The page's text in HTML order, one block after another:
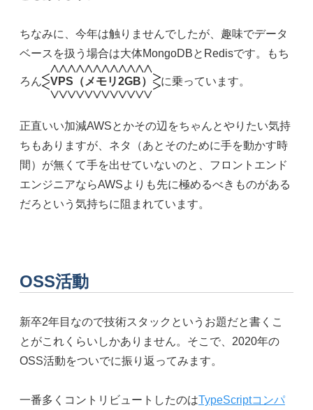
ちなみに、今年は触りませんでしたが、趣味でデータ
ベースを扱う場合は大体MongoDBとRedisです。もち
ろん VPS（メモリ2GB） に乗っています。
正直いい加減AWSとかその辺をちゃんとやりたい気持
ちもありますが、ネタ（あとそのために手を動かす時
間）が無くて手を出せていないのと、フロントエンド
エンジニアならAWSよりも先に極めるべきものがある
だろという気持ちに阻まれています。
OSS活動
新卒2年目なので技術スタックというお題だと書くこ
とがこれくらいしかありません。そこで、2020年の
OSS活動をついでに振り返ってみます。
一番多くコントリビュートしたのはTypeScriptコンパ